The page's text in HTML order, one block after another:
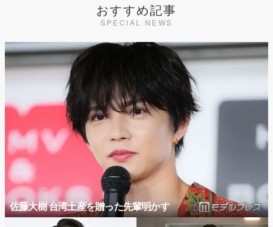
おすすめ記事
SPECIAL NEWS
佐藤大樹 台湾土産を贈った先輩明かす